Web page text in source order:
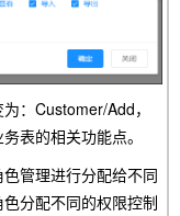
：Customer/Add，
表的相关功能点。
管理进行分配给不同
分配不同的权限控制